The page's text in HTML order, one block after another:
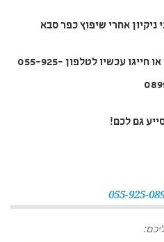
ניקיון אחרי שיפוץ כפר סבא
צרו עמנו קשר באמצעות האתר או חייגו עכשיו לטלפון 055-925-
גם לכם!